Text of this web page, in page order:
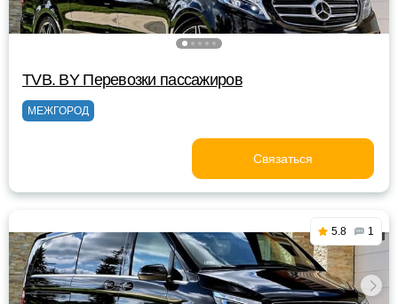
TVB. BY Перевозки пассажиров
МЕЖГОРОД
Связаться
5.8 1